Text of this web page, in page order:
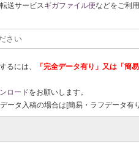
送サービス ギガファイル便などをご利
るには、
「完全データ有り」又は「簡
ロードをお願いします。
タ入稿の場合は[簡易・ラフデータ有